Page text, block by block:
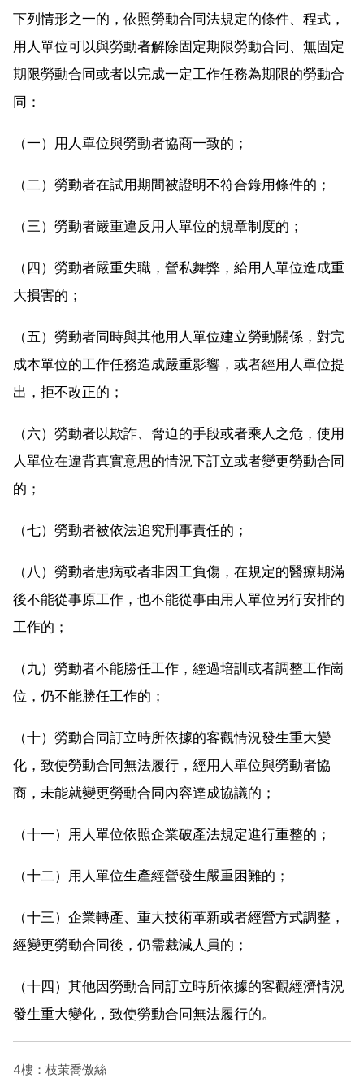
下列情形之一的，依照勞動合同法規定的條件、程式，
用人單位可以與勞動者解除固定期限勞動合同、無固定
期限勞動合同或者以完成一定工作任務為期限的勞動合
同：
（一）用人單位與勞動者協商一致的；
（二）勞動者在試用期間被證明不符合錄用條件的；
（三）勞動者嚴重違反用人單位的規章制度的；
（四）勞動者嚴重失職，營私舞弊，給用人單位造成重
大損害的；
（五）勞動者同時與其他用人單位建立勞動關係，對完
成本單位的工作任務造成嚴重影響，或者經用人單位提
出，拒不改正的；
（六）勞動者以欺詐、脅迫的手段或者乘人之危，使用
人單位在違背真實意思的情況下訂立或者變更勞動合同
的；
（七）勞動者被依法追究刑事責任的；
（八）勞動者患病或者非因工負傷，在規定的醫療期滿
後不能從事原工作，也不能從事由用人單位另行安排的
工作的；
（九）勞動者不能勝任工作，經過培訓或者調整工作崗
位，仍不能勝任工作的；
（十）勞動合同訂立時所依據的客觀情況發生重大變
化，致使勞動合同無法履行，經用人單位與勞動者協
商，未能就變更勞動合同內容達成協議的；
（十一）用人單位依照企業破產法規定進行重整的；
（十二）用人單位生產經營發生嚴重困難的；
（十三）企業轉產、重大技術革新或者經營方式調整，
經變更勞動合同後，仍需裁減人員的；
（十四）其他因勞動合同訂立時所依據的客觀經濟情況
發生重大變化，致使勞動合同無法履行的。
4樓：枝茉喬傲絲